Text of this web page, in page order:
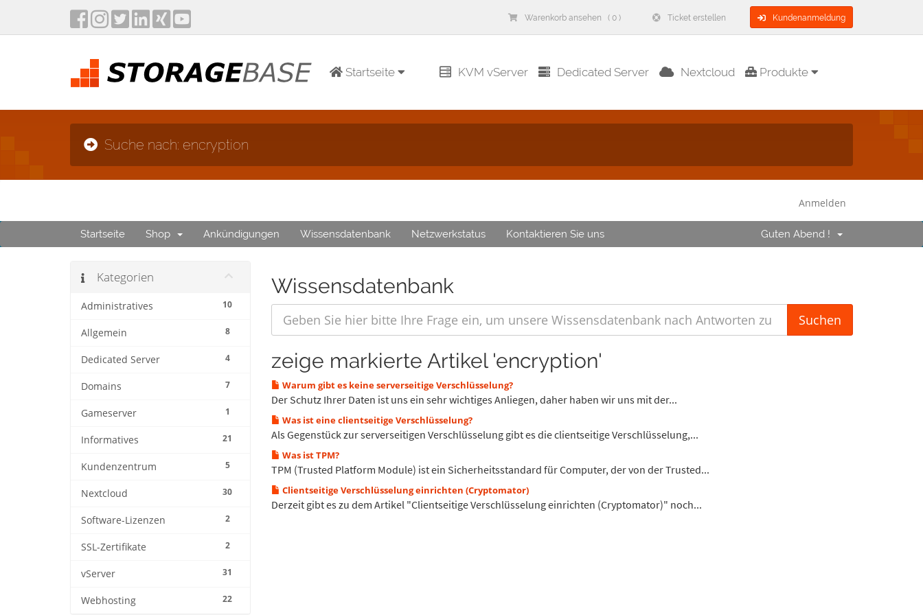
Warenkorb ansehen ( 0 ) Ticket erstellen Kundenanmeldung
Startseite KVM vServer Dedicated Server Nextcloud Produkte
Suche nach: encryption
Anmelden
Startseite Shop Ankündigungen Wissensdatenbank Netzwerkstatus Kontaktieren Sie uns Guten Abend !
Wissensdatenbank
Kategorien
10
Administratives
8
Allgemein
4
Dedicated Server
7
Domains
1
Gameserver
21
Informatives
5
Kundenzentrum
30
Nextcloud
2
Software-Lizenzen
2
SSL-Zertifikate
31
vServer
22
Webhosting
zeige markierte Artikel 'encryption'
Warum gibt es keine serverseitige Verschlüsselung?
Der Schutz Ihrer Daten ist uns ein sehr wichtiges Anliegen, daher haben wir uns mit der...
Was ist eine clientseitige Verschlüsselung?
Als Gegenstück zur serverseitigen Verschlüsselung gibt es die clientseitige Verschlüsselung,...
Was ist TPM?
TPM (Trusted Platform Module) ist ein Sicherheitsstandard für Computer, der von der Trusted...
Clientseitige Verschlüsselung einrichten (Cryptomator)
Derzeit gibt es zu dem Artikel "Clientseitige Verschlüsselung einrichten (Cryptomator)" noch...